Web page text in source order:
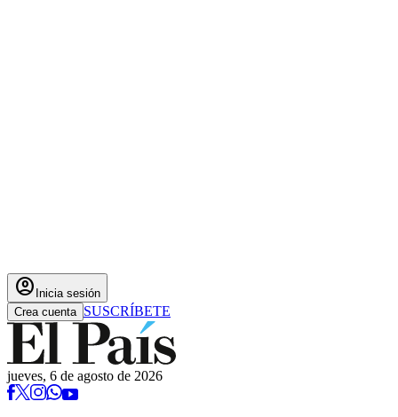
account_circle Inicia sesión
Crea cuenta SUSCRÍBETE
jueves, 6 de agosto de 2026